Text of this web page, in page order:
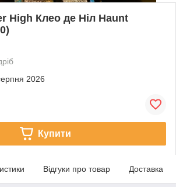
High Клео де Ніл Haunt
2026
Купити
Відгуки про товар Доставка